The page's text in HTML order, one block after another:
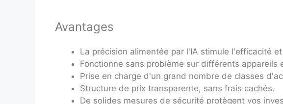
Avantages
La précision alimentée par l'IA stimule l'efficacité
Fonctionne sans problème sur différents appareils
Prise en charge d'un grand nombre de classes
Structure de prix transparente, sans frais cachés.
De solides mesures de sécurité protègent vos